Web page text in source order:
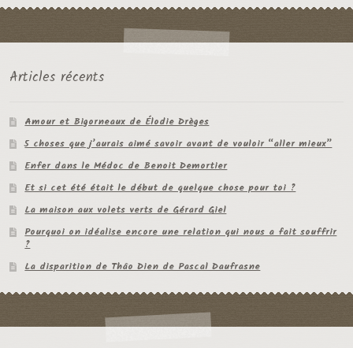
Articles récents
Amour et Bigorneaux de Élodie Drèges
5 choses que j’aurais aimé savoir avant de vouloir “aller mieux”
Enfer dans le Médoc de Benoit Demortier
Et si cet été était le début de quelque chose pour toi ?
La maison aux volets verts de Gérard Giel
Pourquoi on idéalise encore une relation qui nous a fait souffrir
?
La disparition de Thâo Dien de Pascal Daufrasne